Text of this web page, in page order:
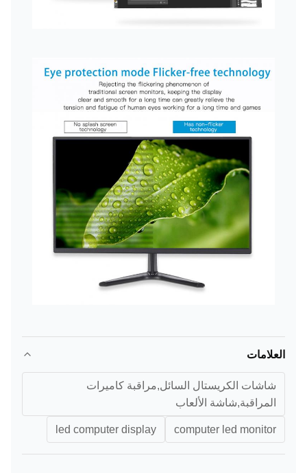
العلامات
شاشات الكريستال السائل,مراقبة كاميرات
المراقبة,شاشة الألعاب
computer led monitor
led computer display